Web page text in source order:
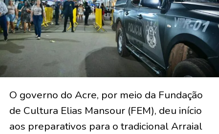
O governo do Acre, por meio da Fundação
de Cultura Elias Mansour (FEM), deu início
aos preparativos para o tradicional Arraial